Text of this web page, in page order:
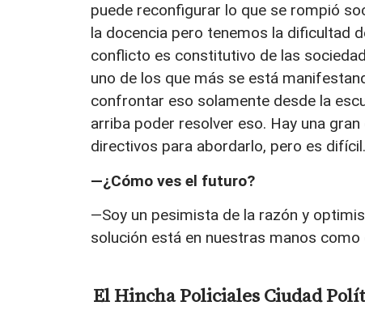
puede reconfigurar lo que se rompió
la docencia pero tenemos la dificultad
conflicto es constitutivo de las
uno de los que más se está
confrontar eso solamente desde la
arriba poder resolver eso. Hay una
directivos para abordarlo, pero es difícil.
—¿Cómo ves el futuro?
—Soy un pesimista de la razón y
solución está en nuestras manos como
El HinchaPolicialesCiudad